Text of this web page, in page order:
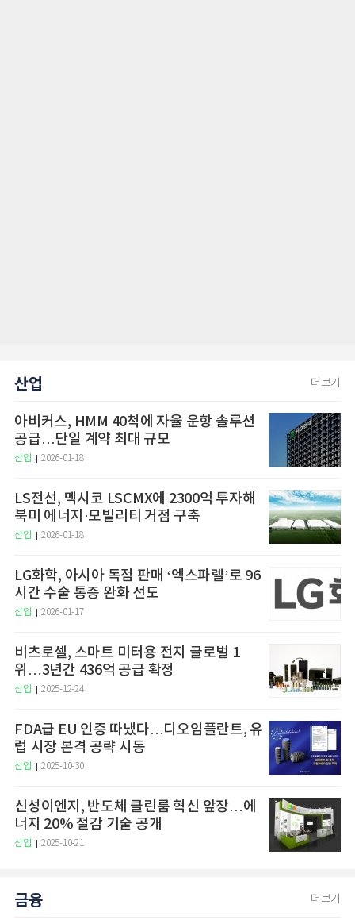
산업 더보기
아비커스, HMM 40척에 자율 운항 솔루션
공급…단일 계약 최대 규모
산업 2026-01-18
LS전선, 멕시코 LSCMX에 2300억 투자해
북미 에너지·모빌리티 거점 구축
산업 2026-01-18
LG화학, 아시아 독점 판매 ‘엑스파렐’로 96
시간 수술 통증 완화 선도
산업 2026-01-17
비츠로셀, 스마트 미터용 전지 글로벌 1
위…3년간 436억 공급 확정
산업 2025-12-24
FDA급 EU 인증 따냈다…디오임플란트, 유
럽 시장 본격 공략 시동
산업 2025-10-30
신성이엔지, 반도체 클린룸 혁신 앞장…에
너지 20% 절감 기술 공개
산업 2025-10-21
금융 더보기